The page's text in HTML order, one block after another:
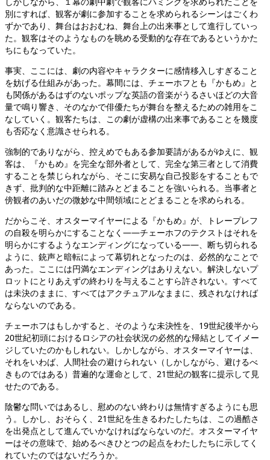
別にすれば、観客が劇に参加することを求められるシーンはごくわ
ずかであり、舞台はおおむね、舞台上の出来事として進行していっ
た。観客はそのようなものを眺める受動的な存在であるというかた
ちにもなっていた。
事実、ここには、劇の内容やキャラクターに感情移入しすぎること
を妨げる仕組みがあった。幕間には、チェーホフとも『かもめ』と
も関係があるはずのないポップな英語の音楽がうるさいほどの大音
量で鳴り響き、そのなかで俳優たちが舞台を整えるための雑用をこ
なしていく。観客たちは、この劇が虚構の出来事であることを幾度
も否応なく意識させられる。
強制的でありながら、控えめでもある参加要請があるがゆえに、観
客は、『かもめ』を完全な部外者として、完全な第三者として消費
することを禁じられながら、そこに安易な自己投影をすることもで
きず、批判的な中距離に踏みとどまることを強いられる。当事者と
傍観者のあいだの微妙な中間領域にとどまることを求められる。
だからこそ、オスターマイヤーによる『かもめ』が、トレープレフ
の自殺を明らかにすることなく——チェーホフのテクストはそれを
明らかにするようなエンディングになっている——、断ち切られる
ように、銃声と暗転によって幕切れとなったのは、必然的なことで
あった。ここには円満なエンディングはありえない。解決しないプ
ロットにとりあえずの終わりを与えることすら許されない。すべて
は未決のままに、すべてはアクチュアルなままに、残されなければ
ならないのである。
チェーホフはもしかすると、そのような未決性を、19世紀後半から
20世紀初頭におけるロシアの社会状況の必然的な帰結としてイメー
ジしていたのかもしれない。しかしながら、オスターマイヤーは、
それをいわば、人間社会の避けられない（しかしながら、避けるべ
きものではある）普遍的な運命として、21世紀の観客に提示して見
せたのである。
陰鬱な問いではあるし、慰めのない終わりは無情すぎるようにも思
う。しかし、おそらく、21世紀を生きるわたしたちは、この過酷さ
を出発点として進んでいかなければならないのだ。オスターマイヤ
ーはその意味で、始めるべきひとつの起点をわたしたちに示してく
れていたのではないだろうか。